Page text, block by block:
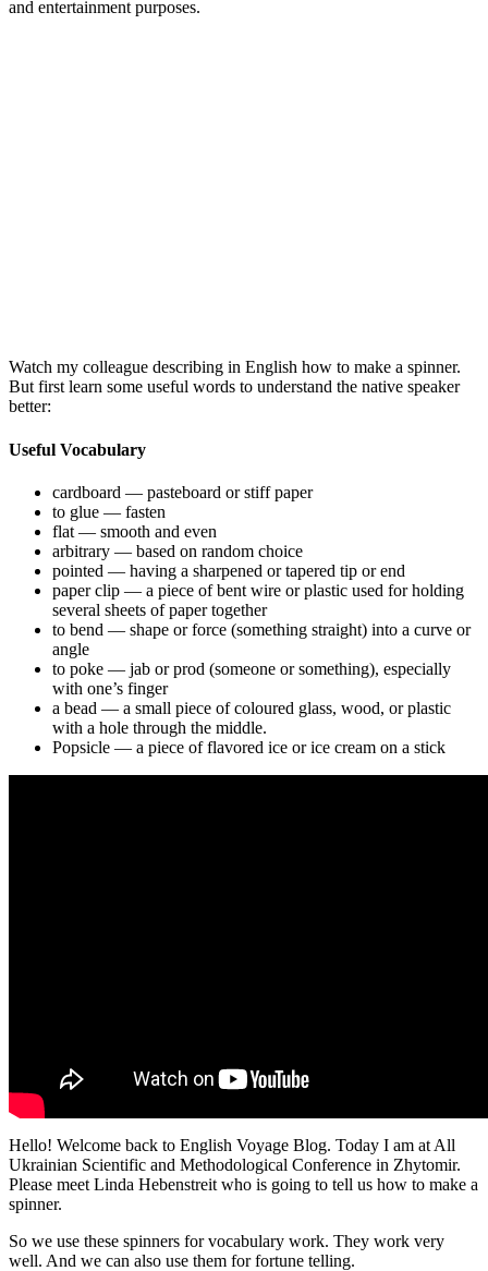
and entertainment purposes.
Watch my colleague describing in English how to make a spinner.
But first learn some useful words to understand the native speaker
better:
Useful Vocabulary
cardboard — pasteboard or stiff paper
to glue — fasten
flat — smooth and even
arbitrary — based on random choice
pointed — having a sharpened or tapered tip or end
paper clip — a piece of bent wire or plastic used for holding
several sheets of paper together
to bend — shape or force (something straight) into a curve or
angle
to poke — jab or prod (someone or something), especially
with one’s finger
a bead — a small piece of coloured glass, wood, or plastic
with a hole through the middle.
Popsicle — a piece of flavored ice or ice cream on a stick
Hello! Welcome back to English Voyage Blog. Today I am at All
Ukrainian Scientific and Methodological Conference in Zhytomir.
Please meet Linda Hebenstreit who is going to tell us how to make a
spinner.
So we use these spinners for vocabulary work. They work very
well. And we can also use them for fortune telling.